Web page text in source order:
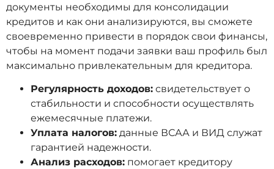
документы необходимы для консолидации
кредитов и как они анализируются, вы сможете
своевременно привести в порядок свои финансы,
чтобы на момент подачи заявки ваш профиль был
максимально привлекательным для кредитора.
Регулярность доходов: свидетельствует о
стабильности и способности осуществлять
ежемесячные платежи.
Уплата налогов: данные ВСАА и ВИД служат
гарантией надежности.
Анализ расходов: помогает кредитору